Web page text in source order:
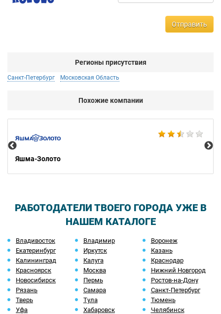
Отправить
Регионы присутствия
Санкт-Петербург Московская Область
Похожие компании
Яшма-Золото
РАБОТОДАТЕЛИ ТВОЕГО ГОРОДА УЖЕ В
НАШЕМ КАТАЛОГЕ
Владивосток Владимир
Воронеж
Екатеринбург
Иркутск
Казань
Калининград
Калуга
Краснодар
Красноярск
Москва
Нижний Новгород
Новосибирск
Пермь
Ростов-на-Дону
Рязань
Самара
Санкт-Петербург
Тверь
Тула
Тюмень
Уфа
Хабаровск Челябинск